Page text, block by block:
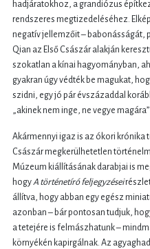
hadjáratokhoz, a grandiózus
rendszeres megtizedeléséhez.
negatív jellemzőit – babonásságát,
Qian az Első Császár alakján
szokatlan a kínai hagyományban,
gyakran úgy védték be magukat,
szidni, egy jó pár évszázaddal
„akinek nem inge, ne vegye
Akármennyi igaz is az ókori
Császár megkerülhetetlen
Múzeum kiállításának darabjai is
hogyA történetíró feljegyzései
állítva, hogy abban egy egész
azonban – bár pontosan tudjuk,
a tetejére is felmászhatunk –
környékén kapirgálnak. Az